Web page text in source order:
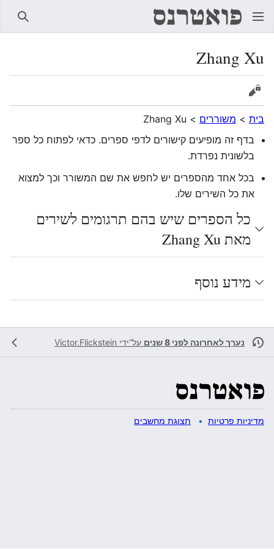
Zhang Xu
הצגת מקור
בית > משוררים >
Zhang Xu
בדף זה מופיעים קישורים לדפי ספרים. כדאי לפתוח כל ספר
בלשונית נפרדת.
בכל אחד מהספרים יש לחפש את שם המשורר וכך למצוא
את כל השירים שלו.
כל הספרים שיש בהם תרגומים לשירים
מאת Zhang Xu
מידע נוסף
נערך לאחרונה לפני 8 שנים על־ידי Victor.Flickstein
מדיניות פרטיות תצוגת מחשבים